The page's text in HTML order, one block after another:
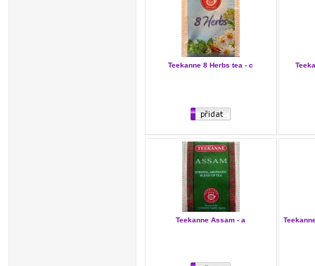
Teekanne 8 Herbs tea - c
Teekanne Assam - a